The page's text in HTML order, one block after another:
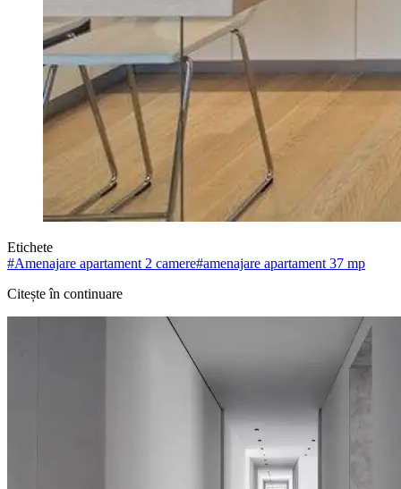
Etichete
#Amenajare apartament 2 camere#amenajare apartament 37 mp
Citește în continuare